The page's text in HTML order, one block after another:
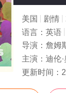
美国 剧情
语言： 英语
导演： 詹姆
主演： 迪伦·奥布莱恩,詹姆斯·斯维
更新时间：